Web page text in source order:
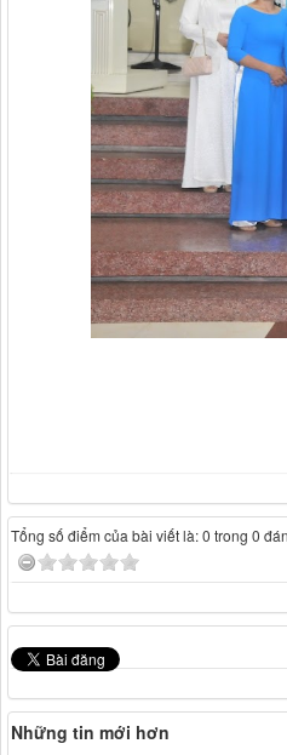
Tổng số điểm của bài viết là: 0 trong 0
Những tin mới hơn